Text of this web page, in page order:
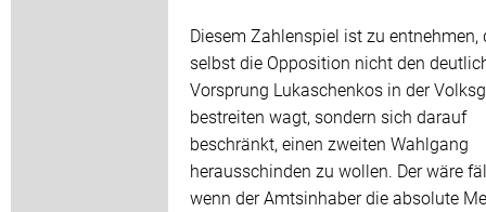
Diesem Zahlenspiel ist zu entnehmen,
selbst die Opposition nicht den
Vorsprung Lukaschenkos in der
bestreiten wagt, sondern sich darauf
beschränkt, einen zweiten Wahlgang
herausschinden zu wollen. Der wäre
wenn der Amtsinhaber die absolute